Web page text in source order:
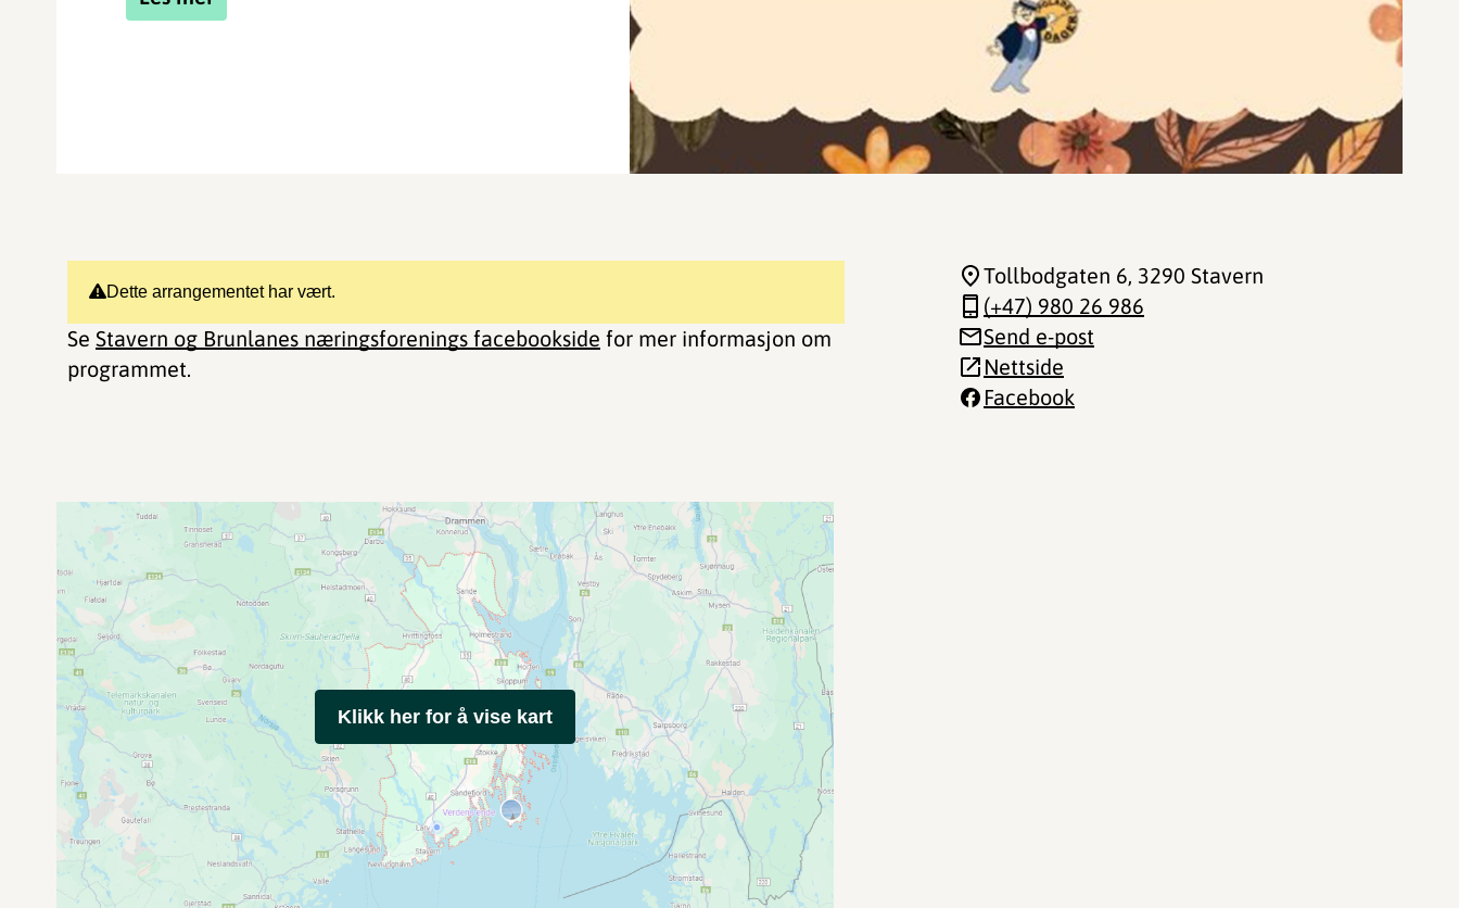
Dette arrangementet har vært.
Se Stavern og Brunlanes næringsforenings facebookside for mer informasjon om
programmet.
Tollbodgaten 6, 3290 Stavern
(+47) 980 26 986
Send e-post
Nettside
Facebook
Klikk her for å vise kart